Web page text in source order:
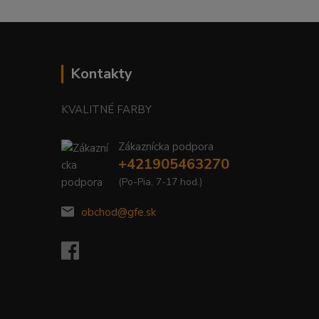
Kontakty
KVALITNÉ FARBY
Zákaznícka podpora
+421905463270
(Po-Pia, 7-17 hod.)
obchod@gfe.sk